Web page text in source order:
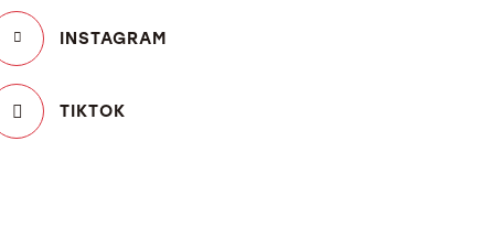
INSTAGRAM
TIKTOK